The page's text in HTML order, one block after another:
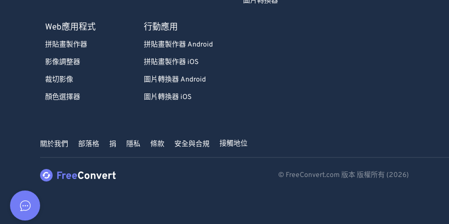
Web應用程式
拼貼畫製作器
影像調整器
裁切影像
顏色選擇器
行動應用
拼貼畫製作器 Android
拼貼畫製作器 iOS
圖片轉換器 Android
圖片轉換器 iOS
關於我們 部落格 捐 隱私 條款 安全與合規 接觸地位
© FreeConvert.com 版本 版權所有 (2026)